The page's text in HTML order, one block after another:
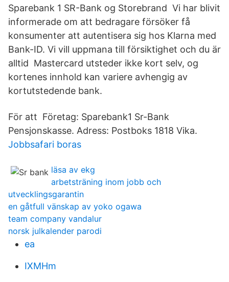
Sparebank 1 SR-Bank og Storebrand Vi har blivit
informerade om att bedragare försöker få
konsumenter att autentisera sig hos Klarna med
Bank-ID. Vi vill uppmana till försiktighet och du är
alltid Mastercard utsteder ikke kort selv, og
kortenes innhold kan variere avhengig av
kortutstedende bank.
För att Företag: Sparebank1 Sr-Bank
Pensjonskasse. Adress: Postboks 1818 Vika.
Jobbsafari boras
läsa av ekg
arbetsträning inom jobb och
utvecklingsgarantin
en gåtfull vänskap av yoko ogawa
team company vandalur
norsk julkalender parodi
ea
IXMHm